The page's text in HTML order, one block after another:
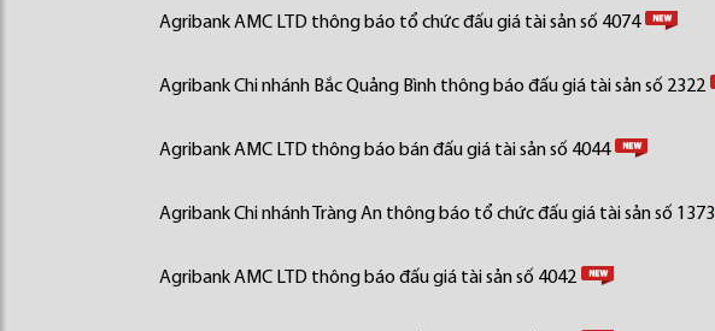
Agribank AMC LTD thông báo tổ chức đấu giá tài sản số 4074
Agribank Chi nhánh Bắc Quảng Bình thông báo đấu giá tài sản số 2322
Agribank AMC LTD thông báo bán đấu giá tài sản số 4044
Agribank Chi nhánh Tràng An thông báo tổ chức đấu giá tài sản số 1373
Agribank AMC LTD thông báo đấu giá tài sản số 4042